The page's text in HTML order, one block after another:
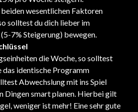
wesentlichen Faktoren
solltest du dich lieber im
7% Steigerung) bewegen.
die Woche, so solltest
das identische Programm
Abwechslung mit ins Spiel
Dingen smart planen. Hierbei gilt
weniger ist mehr! Eine sehr gute